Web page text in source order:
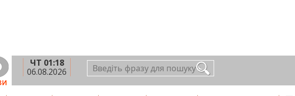
ЧТ 01:18
06.08.2026